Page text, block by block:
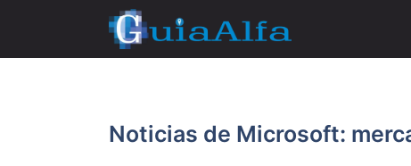
contenido
Noticias de Microsoft: